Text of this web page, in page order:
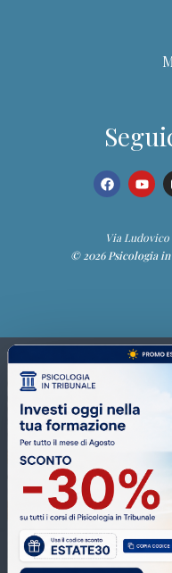
Via Ludovico
© 2026 Psicologia
Ciao! Sono la Dott.ssa
corsi, webinar, ebook,
Community.
📚 Trova un corso
👥 Community